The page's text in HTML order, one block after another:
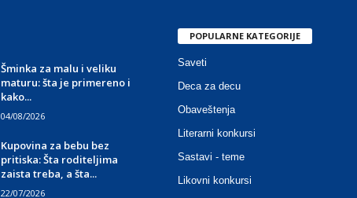
Šminka za malu i veliku
maturu: šta je primereno i
kako...
04/08/2026
Kupovina za bebu bez
pritiska: Šta roditeljima
zaista treba, a šta...
22/07/2026
POPULARNE KATEGORIJE
Saveti
Deca za decu
Obaveštenja
Literarni konkursi
Sastavi - teme
Likovni konkursi